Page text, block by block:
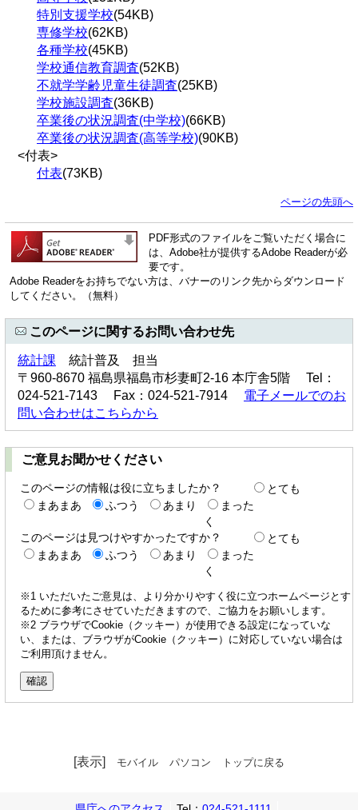
特別支援学校(54KB)
専修学校(62KB)
各種学校(45KB)
学校通信教育調査(52KB)
不就学学齢児童生徒調査(25KB)
学校施設調査(36KB)
卒業後の状況調査(中学校)(66KB)
卒業後の状況調査(高等学校)(90KB)
<付表>
付表(73KB)
ページの先頭へ
PDF形式のファイルをご覧いただく場合に
は、Adobe社が提供するAdobe Readerが必
要です。
Adobe Readerをお持ちでない方は、バナーのリンク先からダウンロード
してください。（無料）
このページに関するお問い合わせ先
統計課 統計普及 担当
〒960-8670 福島県福島市杉妻町2-16 本庁舎5階 Tel：
024-521-7143 Fax：024-521-7914 電子メールでのお
問い合わせはこちらから
ご意見お聞かせください
このページの情報は役に立ちましたか？
とても
まあまあ
ふつう あまり
まった
く
このページは見つけやすかったですか？
とても
まあまあ
ふつう あまり
まった
く
※1 いただいたご意見は、より分かりやすく役に立つホームページとす
るために参考にさせていただきますので、ご協力をお願いします。
※2 ブラウザでCookie（クッキー）が使用できる設定になっていな
い、または、ブラウザがCookie（クッキー）に対応していない場合は
ご利用頂けません。
[表示] モバイル パソコン トップに戻る